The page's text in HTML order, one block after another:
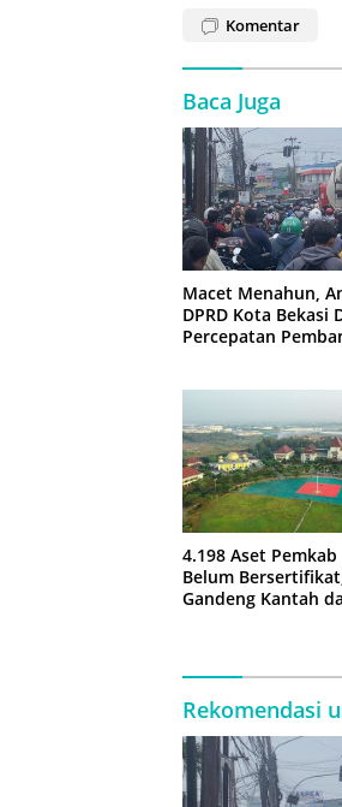
Komentar
Baca Juga
Macet Menahun,
DPRD Kota Bekasi
Percepatan
4.198 Aset Pemkab
Belum
Gandeng Kantah
Rekomendasi